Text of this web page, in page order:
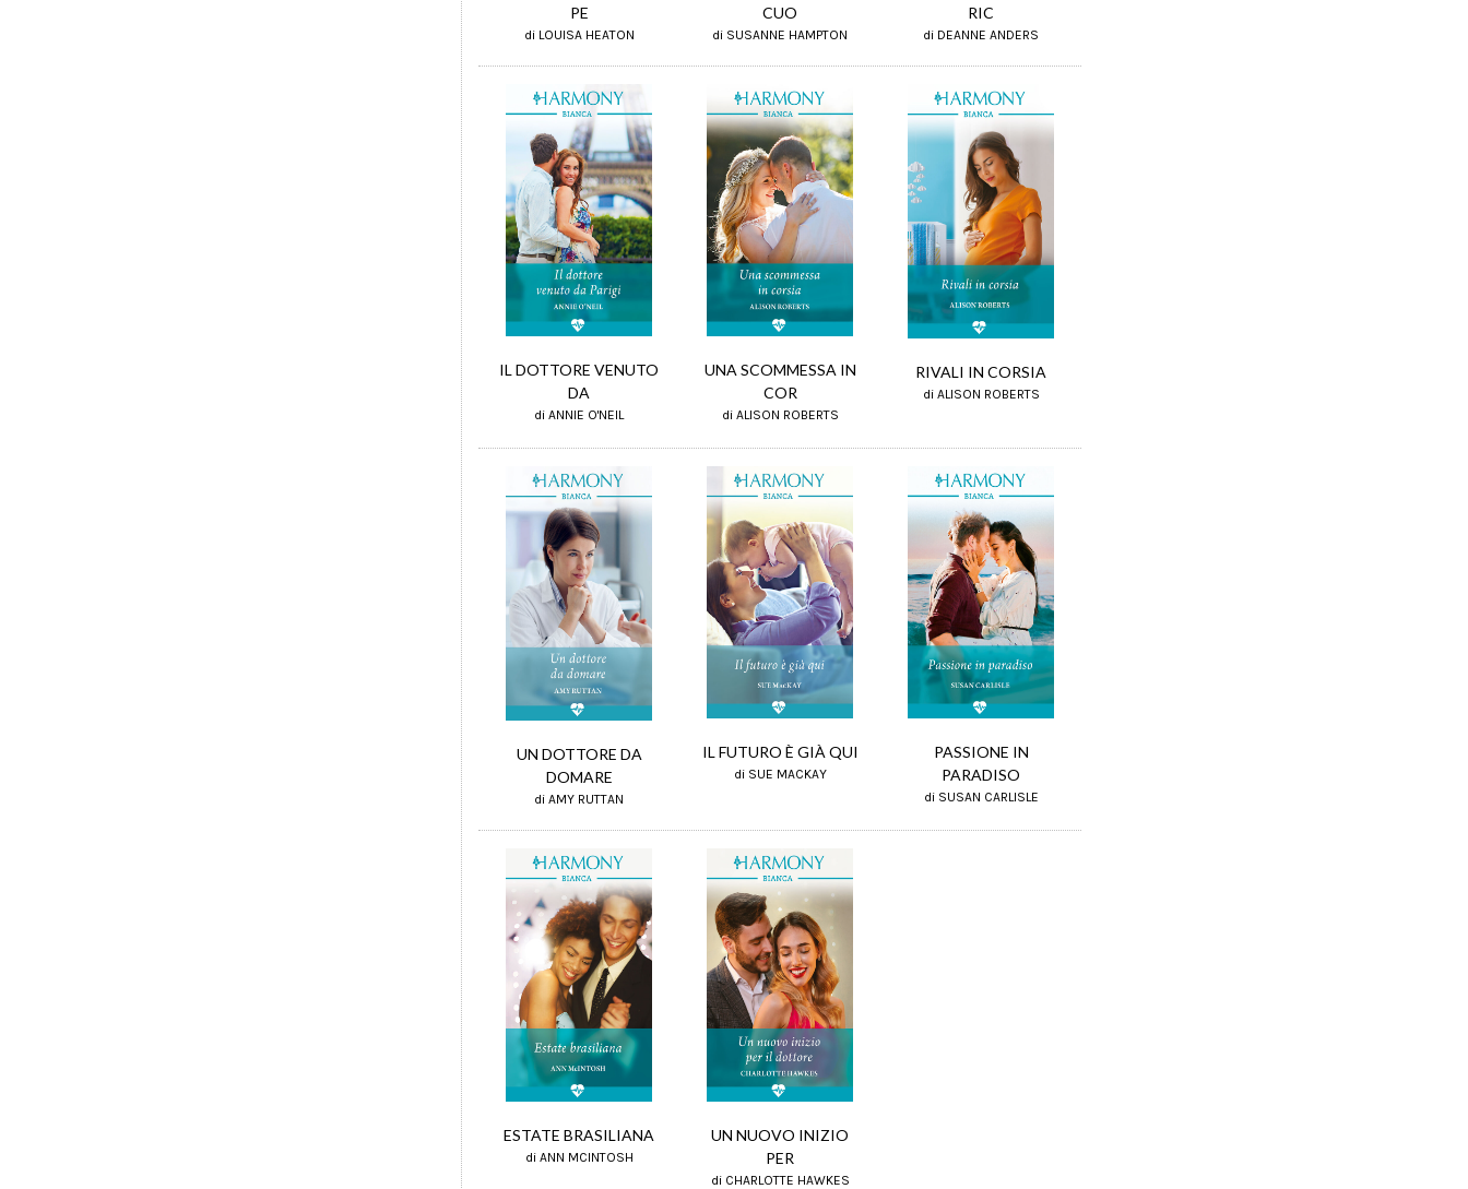
PE
di LOUISA HEATON
CUO
di SUSANNE HAMPTON
RIC
di DEANNE ANDERS
IL DOTTORE VENUTO
DA
di ANNIE O'NEIL
UNA SCOMMESSA IN
COR
di ALISON ROBERTS
RIVALI IN CORSIA
di ALISON ROBERTS
UN DOTTORE DA
DOMARE
di AMY RUTTAN
IL FUTURO È GIÀ QUI
di SUE MACKAY
PASSIONE IN
PARADISO
di SUSAN CARLISLE
ESTATE BRASILIANA
di ANN MCINTOSH
UN NUOVO INIZIO
PER
di CHARLOTTE HAWKES